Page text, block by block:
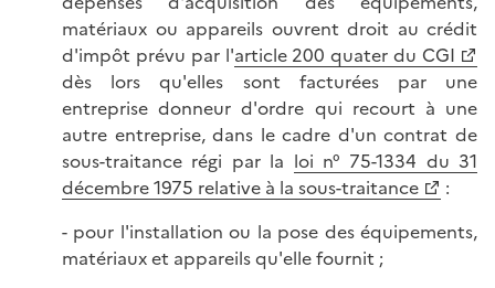
matériaux ou appareils ouvrent droit au crédit
d'impôt prévu par l'article 200 quater du CGI
dès lors qu'elles sont facturées par une
entreprise donneur d'ordre qui recourt à une
autre entreprise, dans le cadre d'un contrat de
sous-traitance régi par la loi n° 75-1334 du 31
décembre 1975 relative à la sous-traitance
:
- pour l'installation ou la pose des équipements,
matériaux et appareils qu'elle fournit ;